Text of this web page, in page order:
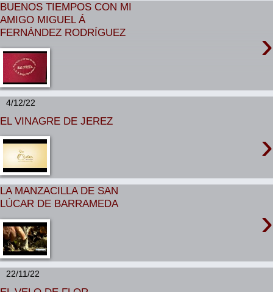
BUENOS TIEMPOS CON MI
AMIGO MIGUEL Á
FERNÁNDEZ RODRÍGUEZ
›
4/12/22
EL VINAGRE DE JEREZ
›
LA MANZACILLA DE SAN
LÚCAR DE BARRAMEDA
›
22/11/22